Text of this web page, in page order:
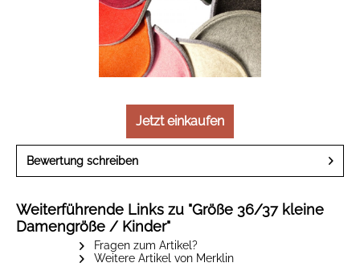
Jetzt einkaufen
Bewertung schreiben
Weiterführende Links zu "Größe 36/37 kleine
Damengröße / Kinder"
Fragen zum Artikel?
Weitere Artikel von Merklin